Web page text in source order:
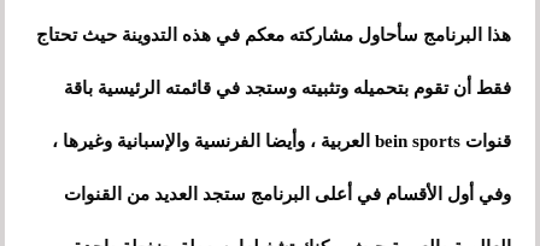
هذا البرنامج سأحاول مشاركته معكم في هذه التدوينة حيث تحتاج
فقط أن تقوم بتحميله وتثبيته وستجد في قائمته الرئيسية باقة
قنوات bein sports العربية ، وأيضا الفرنسية والإسبانية وغيرها ،
وفي أول الأقسام في أعلى البرنامج ستجد العديد من القنوات